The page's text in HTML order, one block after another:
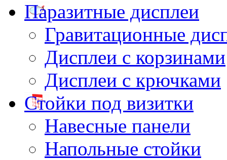
Паразитные дисплеи
Гравитационные
Дисплеи с корзинами
Дисплеи с крючками
Стойки под визитки
Навесные панели
Напольные стойки